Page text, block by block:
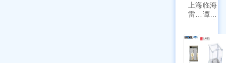
上海
雷磁
符合
新国
标带
临海
谭氏
干式
泵
SPL-
10